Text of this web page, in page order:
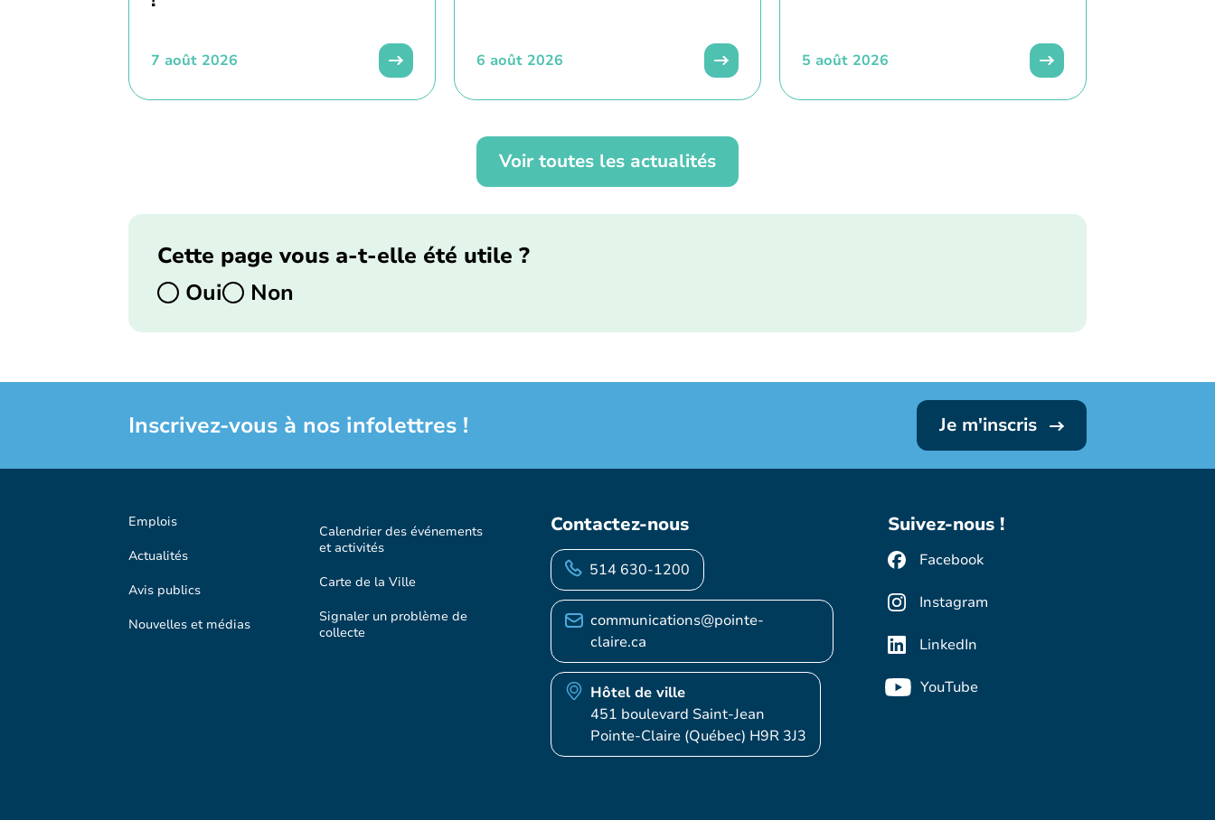
7 août 2026 6 août 2026 5 août 2026
Voir toutes les actualités
Cette page vous a-t-elle été utile ?
Oui
Non
Inscrivez-vous à nos infolettres ! Je m'inscris
Emplois
Actualités
Avis publics
Nouvelles et médias
Calendrier des événements
et activités
Carte de la Ville
Signaler un problème de
collecte
Contactez-nous
514 630-1200
communications@pointe-
claire.ca
Hôtel de ville
451 boulevard Saint-Jean
Pointe-Claire (Québec) H9R 3J3
Suivez-nous !
Facebook
Instagram
LinkedIn
YouTube